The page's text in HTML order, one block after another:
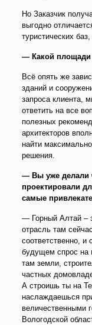
Но Заказчик
выгодно
туристических
— Какой площади
Всё опять же
зданий и
запроса клиента,
ответить на все
полезных
архитекторов
найти
решения.
— Вы уже делали
проектировали
самые
— Горный Алтай –
отрасль там
соответственно, и
будущем спрос на
там земли,
частных
А строишь ты на
наслаждаешься
величественными
Вологодской